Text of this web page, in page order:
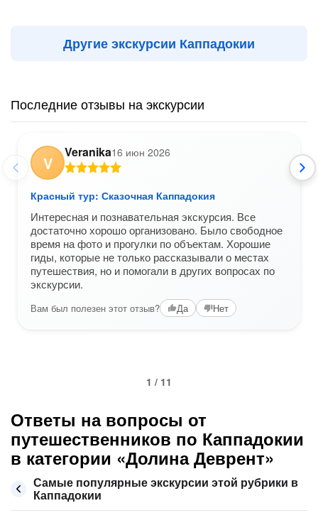
Другие экскурсии Каппадокии
Последние отзывы на экскурсии
V
Veranika16 июн 2026
Красный тур: Сказочная Каппадокия
Интересная и познавательная экскурсия. Все
достаточно хорошо организовано. Было свободное
время на фото и прогулки по объектам. Хорошие
гиды, которые не только рассказывали о местах
путешествия, но и помогали в других вопросах по
экскурсии.
Вам был полезен этот отзыв? Да Нет
1 / 11
Ответы на вопросы от
путешественников по Каппадокии
в категории «Долина Деврент»
Самые популярные экскурсии этой рубрики в
Каппадокии